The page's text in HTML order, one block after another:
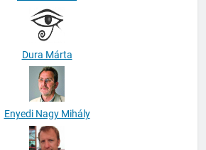
Dura Márta
Enyedi Nagy Mihály